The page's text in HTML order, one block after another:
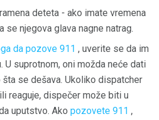
deteta - ako imate vremena
se njegova glava nagne natrag.
da pozove 911 , uverite se da im
U suprotnom, oni možda neće dati
šta se dešava. Ukoliko dispatcher
reaguje, dispečer može biti u
uputstvo. Ako pozovete 911 ,